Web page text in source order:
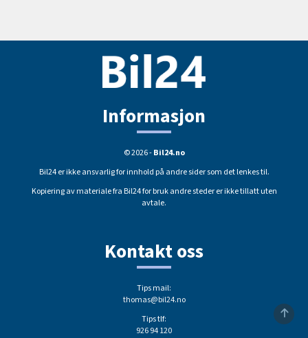
Informasjon
© 2026 -Bil24.no
Bil24 er ikke ansvarlig for innhold på andre sider som det lenkes til.
Kopiering av materiale fra Bil24 for bruk andre steder er ikke tillatt uten
avtale.
Kontakt oss
Tips mail:
thomas@bil24.no
Tips tlf:
926 94 120